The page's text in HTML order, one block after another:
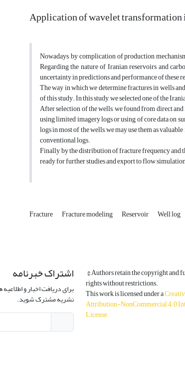
Application of wavelet transformation
Nowadays, by complication of production
Regarding the nature of Iranian reservoirs and
uncertainty in predictions and performance of these
The way in which we determine fractures in wells
of this study. In this study, we selected one of the
After selection of the wells, we found from direct
using limited imagery logs or using of core data on
logs in most of the wells, we may use them as
conventional logs.
Finally, by the distribution of fracture frequency and
ready for further studies and export to flow
Fracture Fracture modeling Reservoir Well log
© Authors retain the copyright and
rights without restrictions.
This work is licensed under a
Attribution-NonCommercial 4.0
License.
اشتراک خبرنامه
برای دریافت اخبار و
نشریه مشترک شوید.